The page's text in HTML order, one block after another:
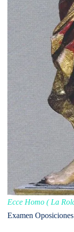
Ecce Homo ( La
Examen